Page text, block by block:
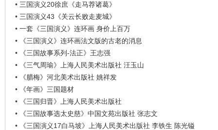
• 三国演义20徐庶《走马荐诸葛》
• 三国演义43《关云长败走麦城》
• 一套《三国演义》连环画 身价上百万
•
《三国演义》连环画法文版的古老的消息
•
《三国故事系列-法正》王志强
•
《三气周瑜》上海人民美术出版社 汪玉山
•
《腊梅》河北美术出版社 姚祥发
•
《年画》三国题材
•
《三国归晋》上海人民美术出版社
•
《三国故事选太史慈》中国文苑出版社 张志文
•
《三国演义17白马坡》上海人民美术出版社 李铁生 陈光镒